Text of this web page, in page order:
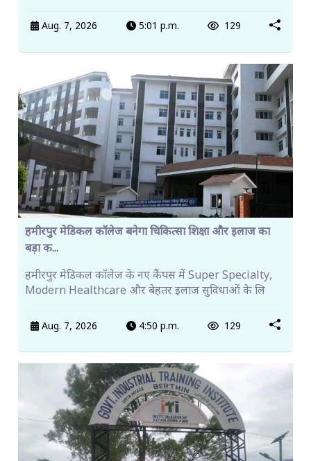
Aug. 7, 2026 5:01 p.m. 129
हमीरपुर मेडिकल कॉलेज बनेगा चिकित्सा शिक्षा और इलाज का
बड़ा क...
हमीरपुर मेडिकल कॉलेज के नए कैंपस में Super Specialty,
Modern Healthcare और बेहतर इलाज सुविधाओं के लि
Aug. 7, 2026 4:50 p.m. 129